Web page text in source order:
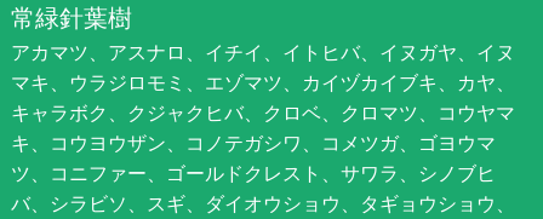
常緑針葉樹
アカマツ、アスナロ、イチイ、イトヒバ、イヌガヤ、イヌ
マキ、ウラジロモミ、エゾマツ、カイヅカイブキ、カヤ、
キャラボク、クジャクヒバ、クロベ、クロマツ、コウヤマ
キ、コウヨウザン、コノテガシワ、コメツガ、ゴヨウマ
ツ、コニファー、ゴールドクレスト、サワラ、シノブヒ
バ、シラビソ、スギ、ダイオウショウ、タギョウショウ、